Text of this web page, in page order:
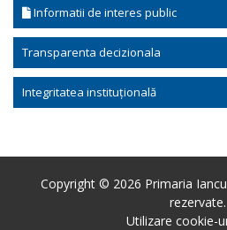
Informatii de interes public
Transparenta decizionala
Integritatea instituțională
Copyright © 2026 Primaria
rezervate.
Utilizare cookie-